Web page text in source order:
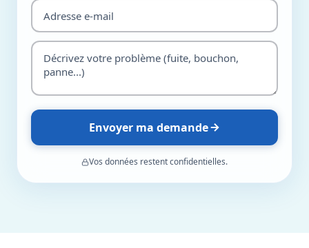
Envoyer ma demande
Vos données restent confidentielles.